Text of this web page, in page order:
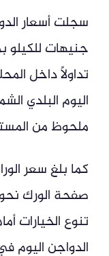
جنيهات للكيلو
تداولًا داخل
ملحوظ من
تنوع الخيارات
الدواجن اليوم